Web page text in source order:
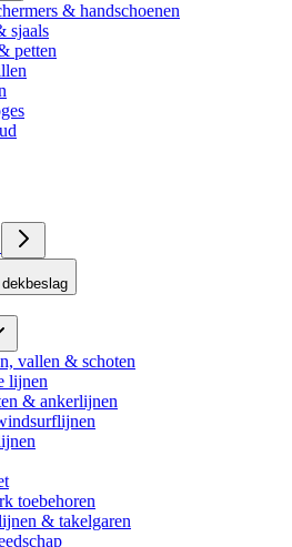
& handschoenen
sjaals
petten
vallen & schoten
lijnen
& ankerlijnen
toebehoren
& takelgaren